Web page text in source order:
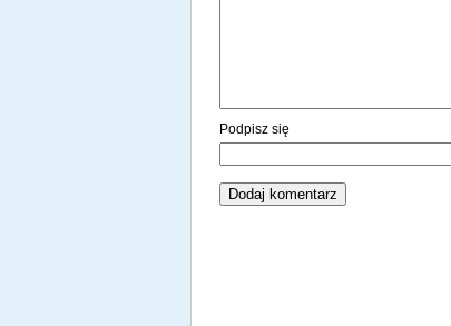
Podpisz się